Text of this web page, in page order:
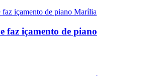
faz içamento de piano